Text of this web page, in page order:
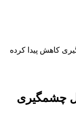
کاهش پیدا کرده
چشمگیری